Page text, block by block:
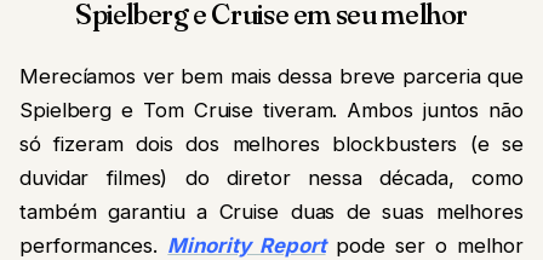
Spielberg e Cruise em seu melhor
Merecíamos ver bem mais dessa breve parceria que
Spielberg e Tom Cruise tiveram. Ambos juntos não
só fizeram dois dos melhores blockbusters (e se
duvidar filmes) do diretor nessa década, como
também garantiu a Cruise duas de suas melhores
performances. Minority Reportpode ser o melhor